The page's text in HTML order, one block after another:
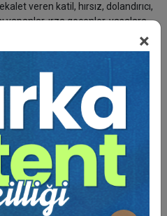
×
veren katil, hırsız, dolandırıcı,
yapanlar, ırza geçenler, yasalara
sorunları olan mülk sahipleri,
davası açtırmak isteyenler,
görenler ve daha nice
dava açtırmak üzere
mi sayılacaklar? Bütün
avukatla anlaşmazlığa
mi dava açacaklar ?